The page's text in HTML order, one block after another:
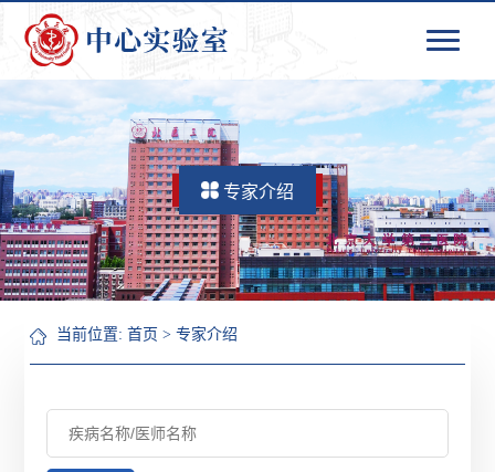
专家介绍
当前位置:首页 >专家介绍